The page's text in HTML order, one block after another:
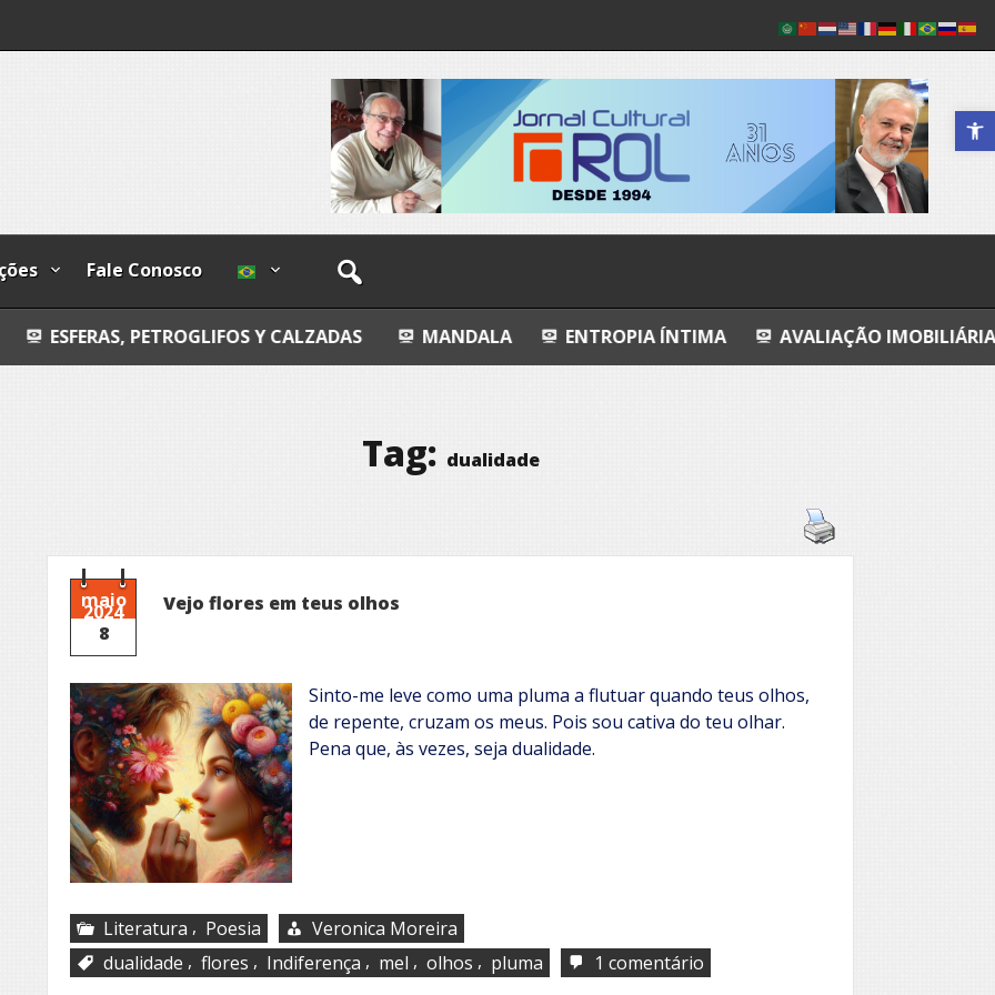
Abrir a
Fale Conosco
Y CALZADAS MANDALA ENTROPIA ÍNTIMA AVALIAÇÃO IMOBILIÁRIA DO INDIZÍVEL
Tag: dualidade
maio
2024
8
Vejo flores em teus olhos
Sinto-me leve como uma pluma a flutuar quando teus olhos,
de repente, cruzam os meus. Pois sou cativa do teu olhar.
Pena que, às vezes, seja dualidade.
Literatura , Poesia
Veronica Moreira
dualidade , flores , Indiferença , mel , olhos , pluma 1 comentário
Vejo